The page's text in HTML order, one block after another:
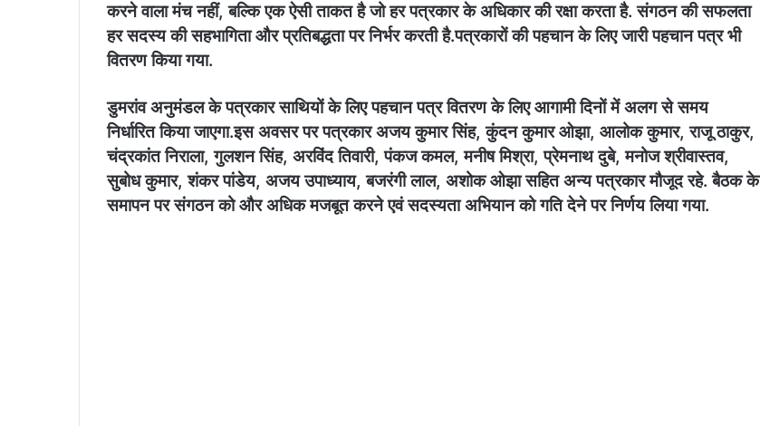
करने वाला मंच नहीं, बल्कि एक ऐसी ताकत है जो हर पत्रकार के अधिकार की रक्षा करता है. संगठन की सफलता
हर सदस्य की सहभागिता और प्रतिबद्धता पर निर्भर करती है.पत्रकारों की पहचान के लिए जारी पहचान पत्र भी
वितरण किया गया.
डुमरांव अनुमंडल के पत्रकार साथियों के लिए पहचान पत्र वितरण के लिए आगामी दिनों में अलग से समय
निर्धारित किया जाएगा.इस अवसर पर पत्रकार अजय कुमार सिंह, कुंदन कुमार ओझा, आलोक कुमार, राजू ठाकुर,
चंद्रकांत निराला, गुलशन सिंह, अरविंद तिवारी, पंकज कमल, मनीष मिश्रा, प्रेमनाथ दुबे, मनोज श्रीवास्तव,
सुबोध कुमार, शंकर पांडेय, अजय उपाध्याय, बजरंगी लाल, अशोक ओझा सहित अन्य पत्रकार मौजूद रहे. बैठक के
समापन पर संगठन को और अधिक मजबूत करने एवं सदस्यता अभियान को गति देने पर निर्णय लिया गया.